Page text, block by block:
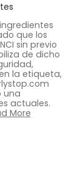
que los
sin previo
de dicho
la etiqueta,
una
actuales.
More